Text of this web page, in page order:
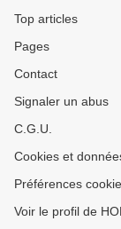
Top articles
Pages
Contact
Signaler un abus
C.G.U.
Cookies et
Préférences
Voir le profil de